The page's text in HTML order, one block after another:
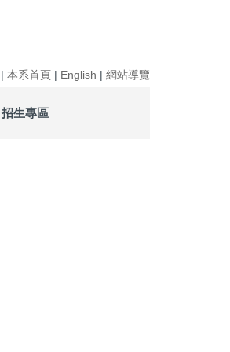
| 本系首頁 | English | 網站導覽
招生專區